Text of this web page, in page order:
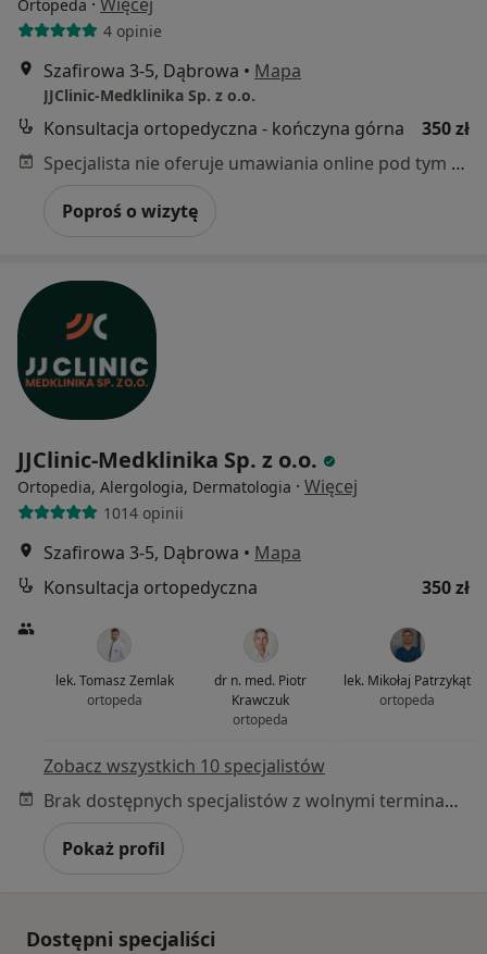
Ortopeda
4 opinie
Szafirowa 3-5, Dąbrowa • Mapa
JJClinic-Medklinika Sp. z o.o.
Konsultacja ortopedyczna - kończyna górna
350 zł
Specjalista nie oferuje umawiania online pod tym adresem.
Poproś o wizytę
JJClinic-Medklinika Sp. z o.o.
Ortopedia, Alergologia, Dermatologia · Więcej
1014 opinii
Szafirowa 3-5, Dąbrowa • Mapa
Konsultacja ortopedyczna
350 zł
lek. Tomasz Zemlak
ortopeda
dr n. med. Piotr
Krawczuk
ortopeda
lek. Mikołaj Patrzykąt
ortopeda
Zobacz wszystkich 10 specjalistów
Brak dostępnych specjalistów z wolnymi terminami w tym centrum medycznym.
Pokaż profil
Dostępni specjaliści